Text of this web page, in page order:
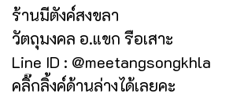
ร้านมีตังค์สงขลา
วัตถุมงคล อ.แขก รือเสาะ
Line ID : @meetangsongkhla
คลิ๊กลิ้งค์ด้านล่างได้เลยคะ